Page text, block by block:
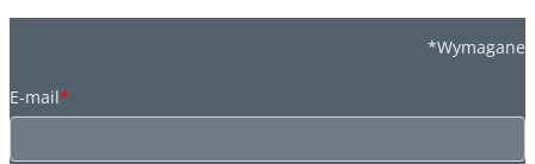
*Wymagane
E-mail*